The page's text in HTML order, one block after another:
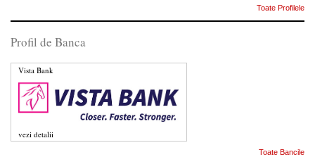
Toate Profilele
Profil de Banca
Vista Bank
vezi detalii
Toate Bancile